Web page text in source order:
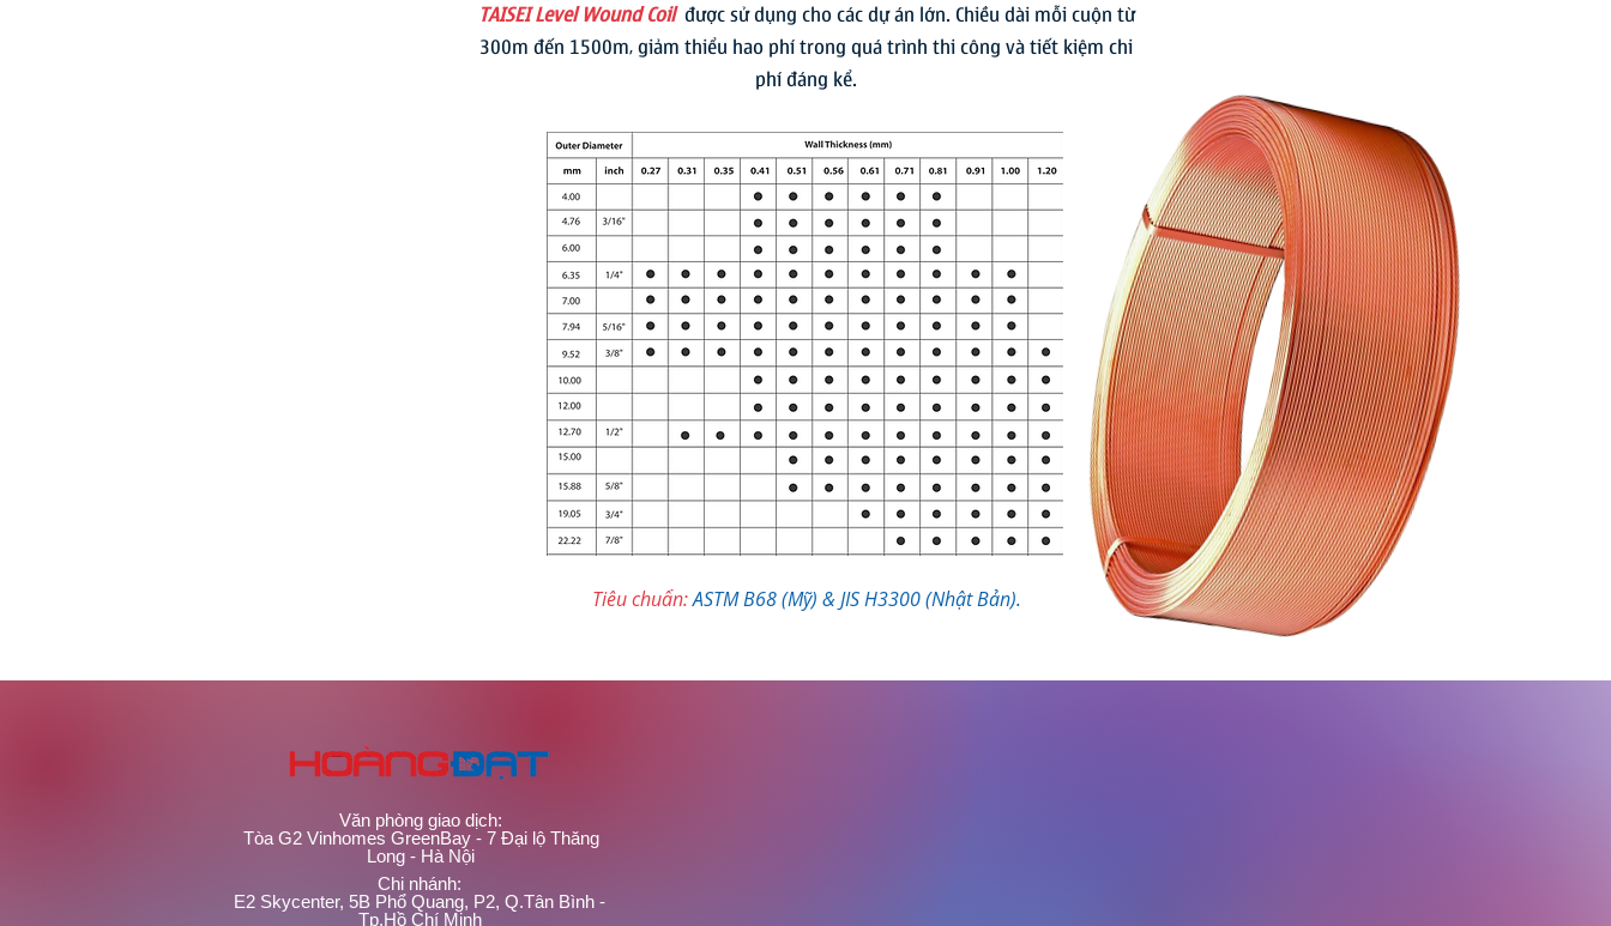
TAISEI Level Wound Coil được sử dụng cho các dự án lớn. Chiều dài mỗi cuộn từ
300m đến 1500m, giảm thiểu hao phí trong quá trình thi công và tiết kiệm chi
phí đáng kể.
Tiêu chuẩn:ASTM B68 (Mỹ) & JIS H3300 (Nhật Bản).
Văn phòng giao dịch:
Tòa G2 Vinhomes GreenBay - 7 Đại lộ Thăng
Long - Hà Nội
Chi nhánh:
E2 Skycenter, 5B Phổ Quang, P2, Q.Tân Bình -
Tp.Hồ Chí Minh